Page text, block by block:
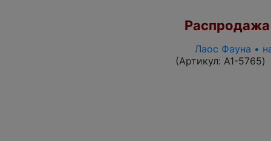
Распродажа
Лаос Фауна •
(Артикул: A1-5765)